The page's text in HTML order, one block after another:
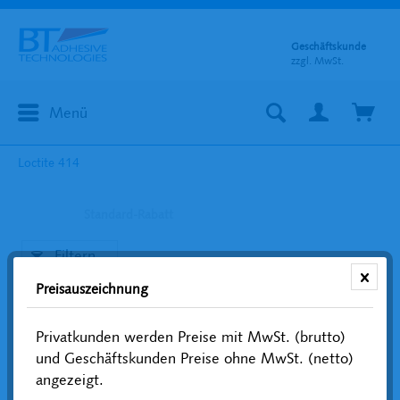
Menü
Geschäftskunde
zzgl. MwSt.
Loctite 414
Filtern
Preisauszeichnung
Privatkunden werden Preise mit MwSt. (brutto)
und Geschäftskunden Preise ohne MwSt. (netto)
angezeigt.